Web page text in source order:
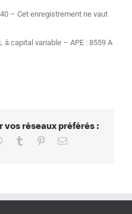
– Cet enregistrement ne vaut
à capital variable – APE : 8559 A
vos réseaux préférés :
WhatsApp
Tumblr PinterestEmail